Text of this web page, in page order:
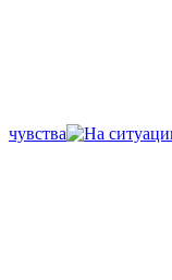
чувства